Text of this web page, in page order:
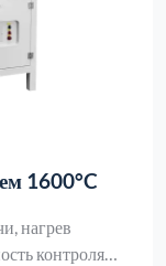
1600°C
нагрев
контроля